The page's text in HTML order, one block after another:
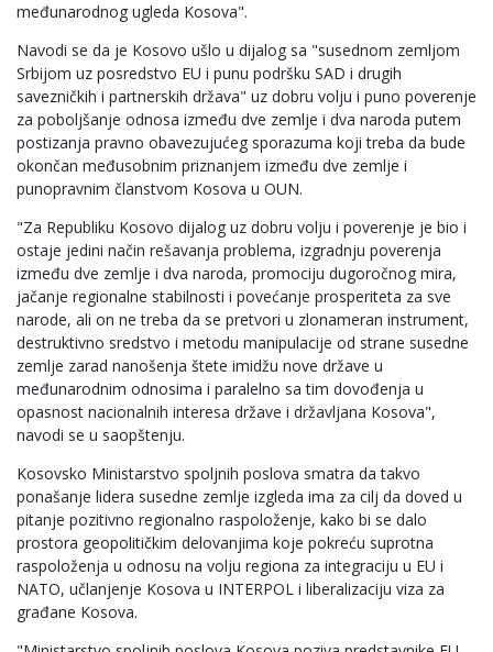
međunarodnog ugleda Kosova".
Navodi se da je Kosovo ušlo u dijalog sa "susednom zemljom
Srbijom uz posredstvo EU i punu podršku SAD i drugih
savezničkih i partnerskih država" uz dobru volju i puno poverenje
za poboljšanje odnosa između dve zemlje i dva naroda putem
postizanja pravno obavezujućeg sporazuma koji treba da bude
okončan međusobnim priznanjem između dve zemlje i
punopravnim članstvom Kosova u OUN.
"Za Republiku Kosovo dijalog uz dobru volju i poverenje je bio i
ostaje jedini način rešavanja problema, izgradnju poverenja
između dve zemlje i dva naroda, promociju dugoročnog mira,
jačanje regionalne stabilnosti i povećanje prosperiteta za sve
narode, ali on ne treba da se pretvori u zlonameran instrument,
destruktivno sredstvo i metodu manipulacije od strane susedne
zemlje zarad nanošenja štete imidžu nove države u
međunarodnim odnosima i paralelno sa tim dovođenja u
opasnost nacionalnih interesa države i državljana Kosova",
navodi se u saopštenju.
Kosovsko Ministarstvo spoljnih poslova smatra da takvo
ponašanje lidera susedne zemlje izgleda ima za cilj da doved u
pitanje pozitivno regionalno raspoloženje, kako bi se dalo
prostora geopolitičkim delovanjima koje pokreću suprotna
raspoloženja u odnosu na volju regiona za integraciju u EU i
NATO, učlanjenje Kosova u INTERPOL i liberalizaciju viza za
građane Kosova.